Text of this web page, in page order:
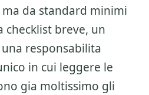
da standard minimi
breve, un
responsabilita
in cui leggere le
gia moltissimo gli